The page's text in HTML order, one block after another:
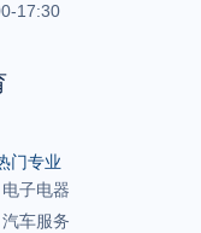
17:30
门专业
电子电器
汽车服务